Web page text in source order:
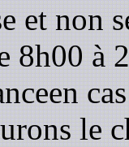
et non
8h00 à
le